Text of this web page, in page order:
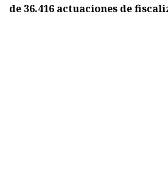
de 36.416 actuaciones de